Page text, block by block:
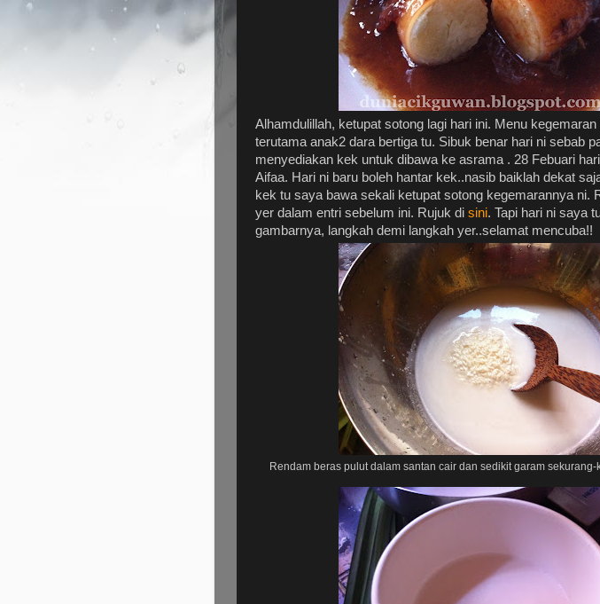
Alhamdulillah, ketupat sotong lagi hari ini. Menu
terutama anak2 dara bertiga tu. Sibuk benar hari ni sebab
menyediakan kek untuk dibawa ke asrama . 28 Febuari
Aifaa. Hari ni baru boleh hantar kek..nasib baiklah dekat
kek tu saya bawa sekali ketupat sotong kegemarannya ni.
yer dalam entri sebelum ini. Rujuk di sini. Tapi hari ni saya
gambarnya, langkah demi langkah yer..selamat mencuba!!
Rendam beras pulut dalam santan cair dan sedikit garam sekurang-